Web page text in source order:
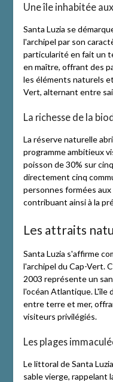
Une île inhabitée
Santa Luzia se
l'archipel par son
particularité en fait un
en maître, offrant des
les éléments naturels
Vert, alternant entre
La richesse de la
La réserve naturelle
programme ambitieux
poisson de 30% sur
directement cinq
personnes formées
contribuant ainsi à la
Les attraits
Santa Luzia s'affirme
l'archipel du Cap-Vert.
2003 représente un
l'océan Atlantique. L'île
entre terre et mer,
visiteurs privilégiés.
Les plages
Le littoral de Santa
sable vierge, rappelant